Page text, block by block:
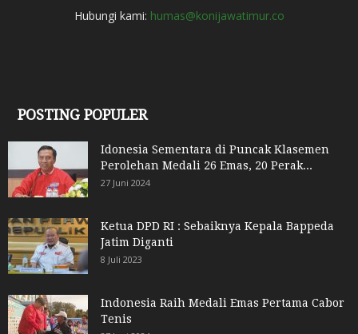
Hubungi kami: humas@konijawatimur.co
POSTING POPULER
Idonesia Sementara di Puncak Klasemen
Perolehan Medali 26 Emas, 20 Perak...
27 Juni 2024
Ketua DPD RI : Sebaiknya Kepala Bappeda
Jatim Diganti
8 Juli 2023
Indonesia Raih Medali Emas Pertama Cabor
Tenis